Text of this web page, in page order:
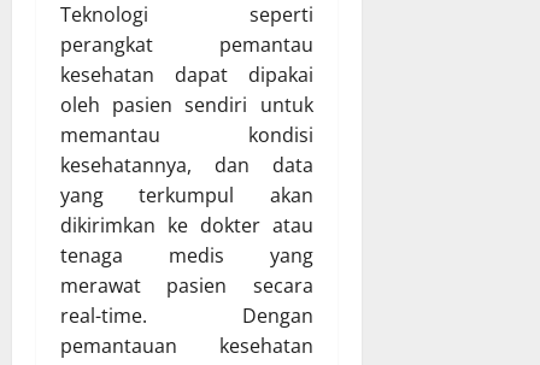
Teknologi seperti
perangkat pemantau
kesehatan dapat dipakai
oleh pasien sendiri untuk
memantau kondisi
kesehatannya, dan data
yang terkumpul akan
dikirimkan ke dokter atau
tenaga medis yang
merawat pasien secara
real-time. Dengan
pemantauan kesehatan